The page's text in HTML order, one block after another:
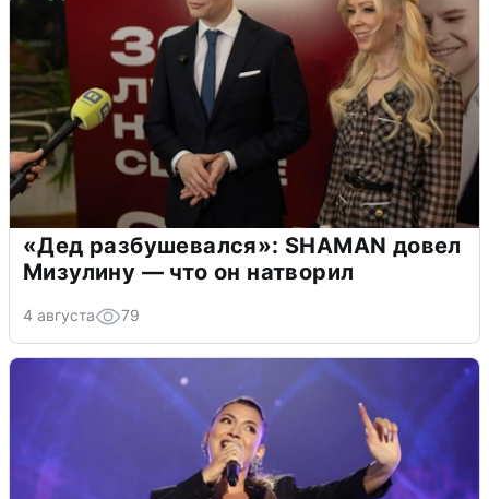
«Дед разбушевался»: SHAMAN довел
Мизулину — что он натворил
4 августа 79